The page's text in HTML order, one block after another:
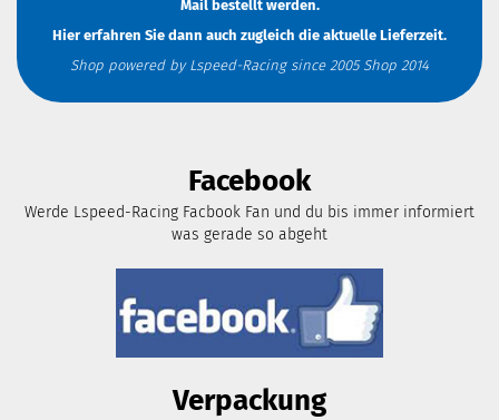
Mailbestellt werden.
Hier erfahren Sie dann auch zugleich die aktuelle Lieferzeit.
Shop powered by Lspeed-Racing since 2005 Shop 2014
Facebook
Werde Lspeed-Racing Facbook Fan und du bis immer informiert
was gerade so abgeht
Verpackung